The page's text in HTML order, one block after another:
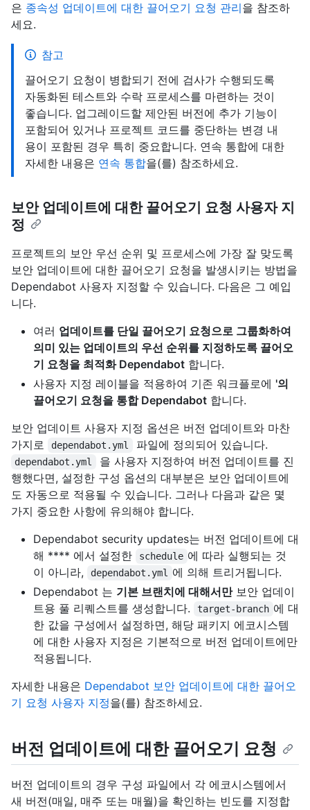
은 종속성 업데이트에 대한 끌어오기 요청 관리을 참조하
세요.
참고
끌어오기 요청이 병합되기 전에 검사가 수행되도록
자동화된 테스트와 수락 프로세스를 마련하는 것이
좋습니다. 업그레이드할 제안된 버전에 추가 기능이
포함되어 있거나 프로젝트 코드를 중단하는 변경 내
용이 포함된 경우 특히 중요합니다. 연속 통합에 대한
자세한 내용은 연속 통합을(를) 참조하세요.
보안 업데이트에 대한 끌어오기 요청 사용자 지
정
프로젝트의 보안 우선 순위 및 프로세스에 가장 잘 맞도록
보안 업데이트에 대한 끌어오기 요청을 발생시키는 방법을
Dependabot 사용자 지정할 수 있습니다. 다음은 그 예입
니다.
여러 업데이트를 단일 끌어오기 요청으로 그룹화하여
의미 있는 업데이트의 우선 순위를 지정하도록 끌어오
기 요청을 최적화 Dependabot 합니다.
사용자 지정 레이블을 적용하여 기존 워크플로에 '의
끌어오기 요청을 통합 Dependabot 합니다.
보안 업데이트 사용자 지정 옵션은 버전 업데이트와 마찬
가지로
dependabot.yml 파일에 정의되어 있습니다.
dependabot.yml
을 사용자 지정하여 버전 업데이트를 진
행했다면, 설정한 구성 옵션의 대부분은 보안 업데이트에
도 자동으로 적용될 수 있습니다. 그러나 다음과 같은 몇
가지 중요한 사항에 유의해야 합니다.
Dependabot security updates는 버전 업데이트에 대
해 **** 에서 설정한
schedule 에 따라 실행되는 것
이 아니라,
dependabot.yml
에 의해 트리거됩니다.
Dependabot 는 기본 브랜치에 대해서만보안 업데이
트용 풀 리퀘스트를 생성합니다.
target-branch 에 대
한 값을 구성에서 설정하면, 해당 패키지 에코시스템
에 대한 사용자 지정은 기본적으로 버전 업데이트에만
적용됩니다.
자세한 내용은 Dependabot 보안 업데이트에 대한 끌어오
기 요청 사용자 지정을(를) 참조하세요.
버전 업데이트에 대한 끌어오기 요청
버전 업데이트의 경우 구성 파일에서 각 에코시스템에서
새 버전(매일, 매주 또는 매월)을 확인하는 빈도를 지정합